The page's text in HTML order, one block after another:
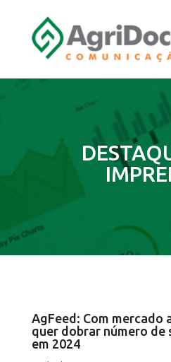
AgFeed: Com mercado
quer dobrar número
em 2024